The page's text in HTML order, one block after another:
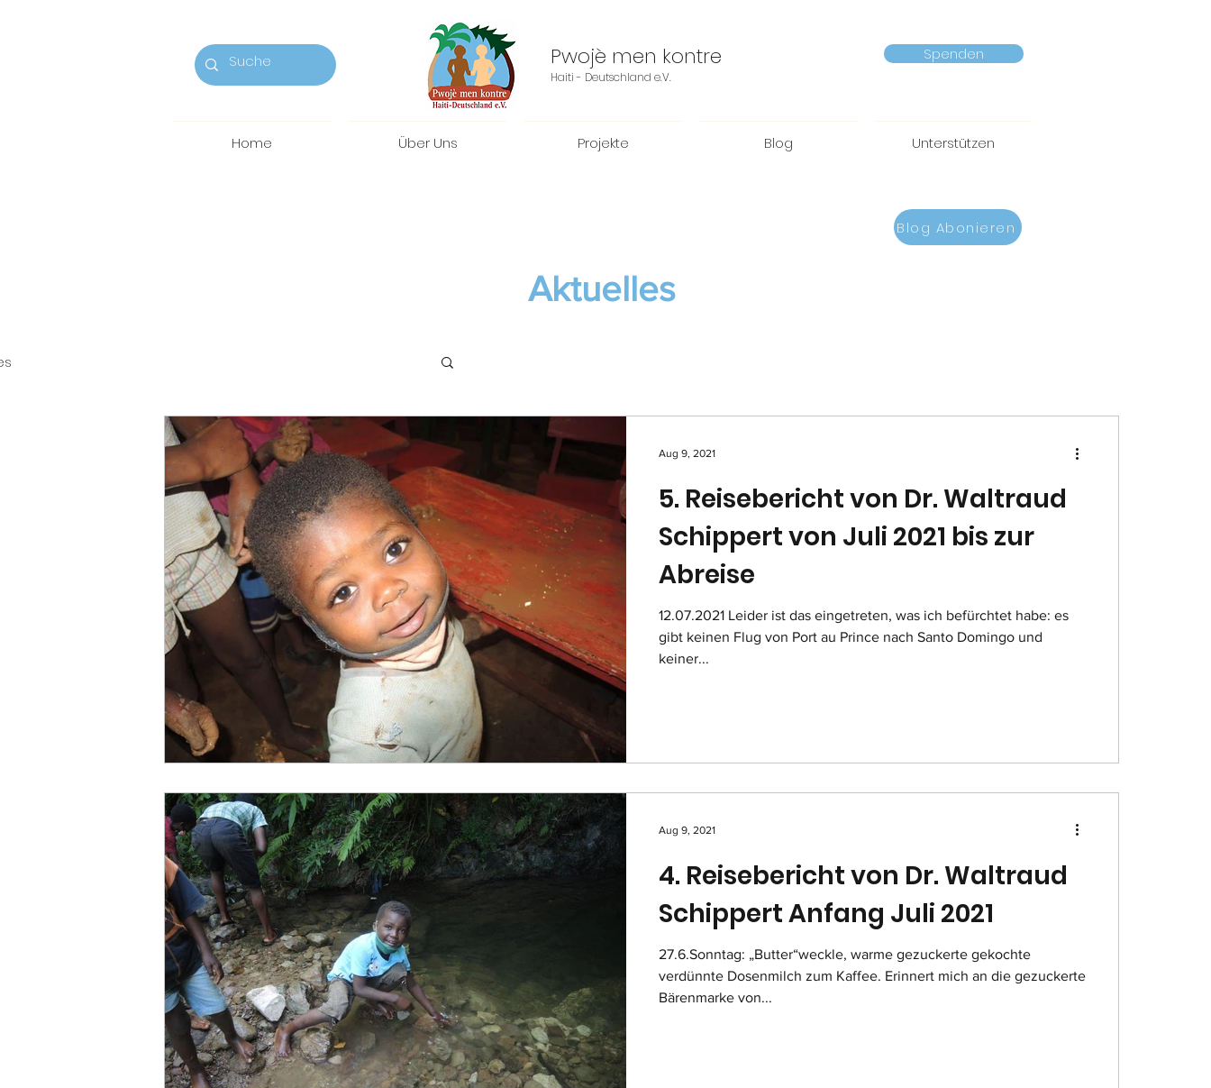
Pwojè men kontre
Haiti - Deutschland e.V.
Spenden
Home Über Uns Projekte Blog Unterstützen
Blog Abonieren
Aktuelles
5. Reisebericht von Dr. Waltraud
Schippert von Juli 2021 bis zur
Abreise
12.07.2021 Leider ist das eingetreten, was ich befürchtet habe: es
gibt keinen Flug von Port au Prince nach Santo Domingo und
keiner...
Aug 9, 2021
4. Reisebericht von Dr. Waltraud
Schippert Anfang Juli 2021
27.6.Sonntag: „Butter“weckle, warme gezuckerte gekochte
verdünnte Dosenmilch zum Kaffee. Erinnert mich an die gezuckerte
Bärenmarke von...
Aug 9, 2021